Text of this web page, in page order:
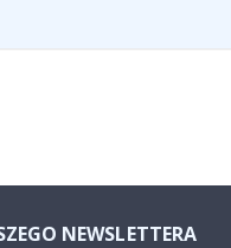
NEWSLETTERA